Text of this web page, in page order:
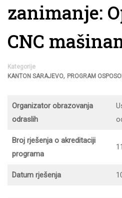
zanimanje:
CNC
Kategorije
KANTON SARAJEVO, PROGRAM
Organizator obrazovanja
odraslih
Broj rješenja o akreditaciji
programa
Datum rješenja